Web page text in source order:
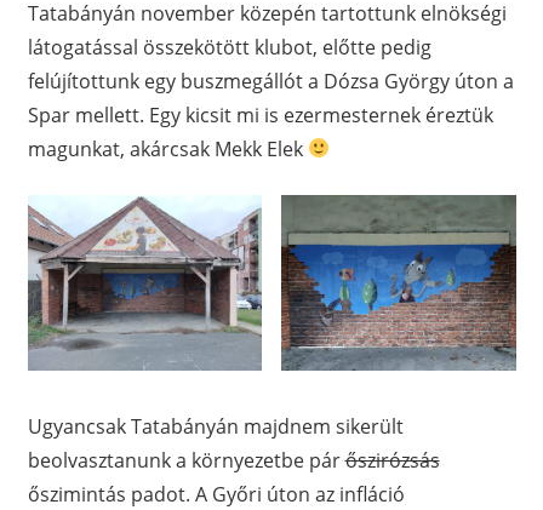
Tatabányán november közepén tartottunk elnökségi
látogatással összekötött klubot, előtte pedig
felújítottunk egy buszmegállót a Dózsa György úton a
Spar mellett. Egy kicsit mi is ezermesternek éreztük
magunkat, akárcsak Mekk Elek
Ugyancsak Tatabányán majdnem sikerült
beolvasztanunk a környezetbe párőszirózsás
őszimintás padot. A Győri úton az infláció